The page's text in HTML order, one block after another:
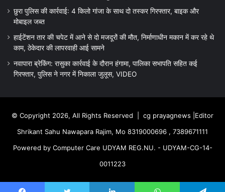
छुरा पुलिस की कार्रवाई: 4 किलो गांजा के साथ दो तस्कर गिरफ्तार, बाइक और
मोबाइल जब्त
हाईटेंशन तार की चपेट में आने से दो मजदूरों की मौत, निर्माणाधीन मकान में कर रहे थे
काम, ठेकेदार की लापरवाही आई सामने
नवापारा ब्रेकिंग: रासुका कार्रवाई के दौरान हंगामा, पालिका सभापति सहित कई
गिरफ्तार, पुलिस ने नगर में निकाला जुलूस, VIDEO
© Copyright 2026, All Rights Reserved | cg prayagnews |Editor
Shrikant Sahu Nawapara Rajim, Mo 8319000696 , 7389671111
Powered by Computer Care UDYAM REG.NU. - UDYAM-CG-14-
0011223